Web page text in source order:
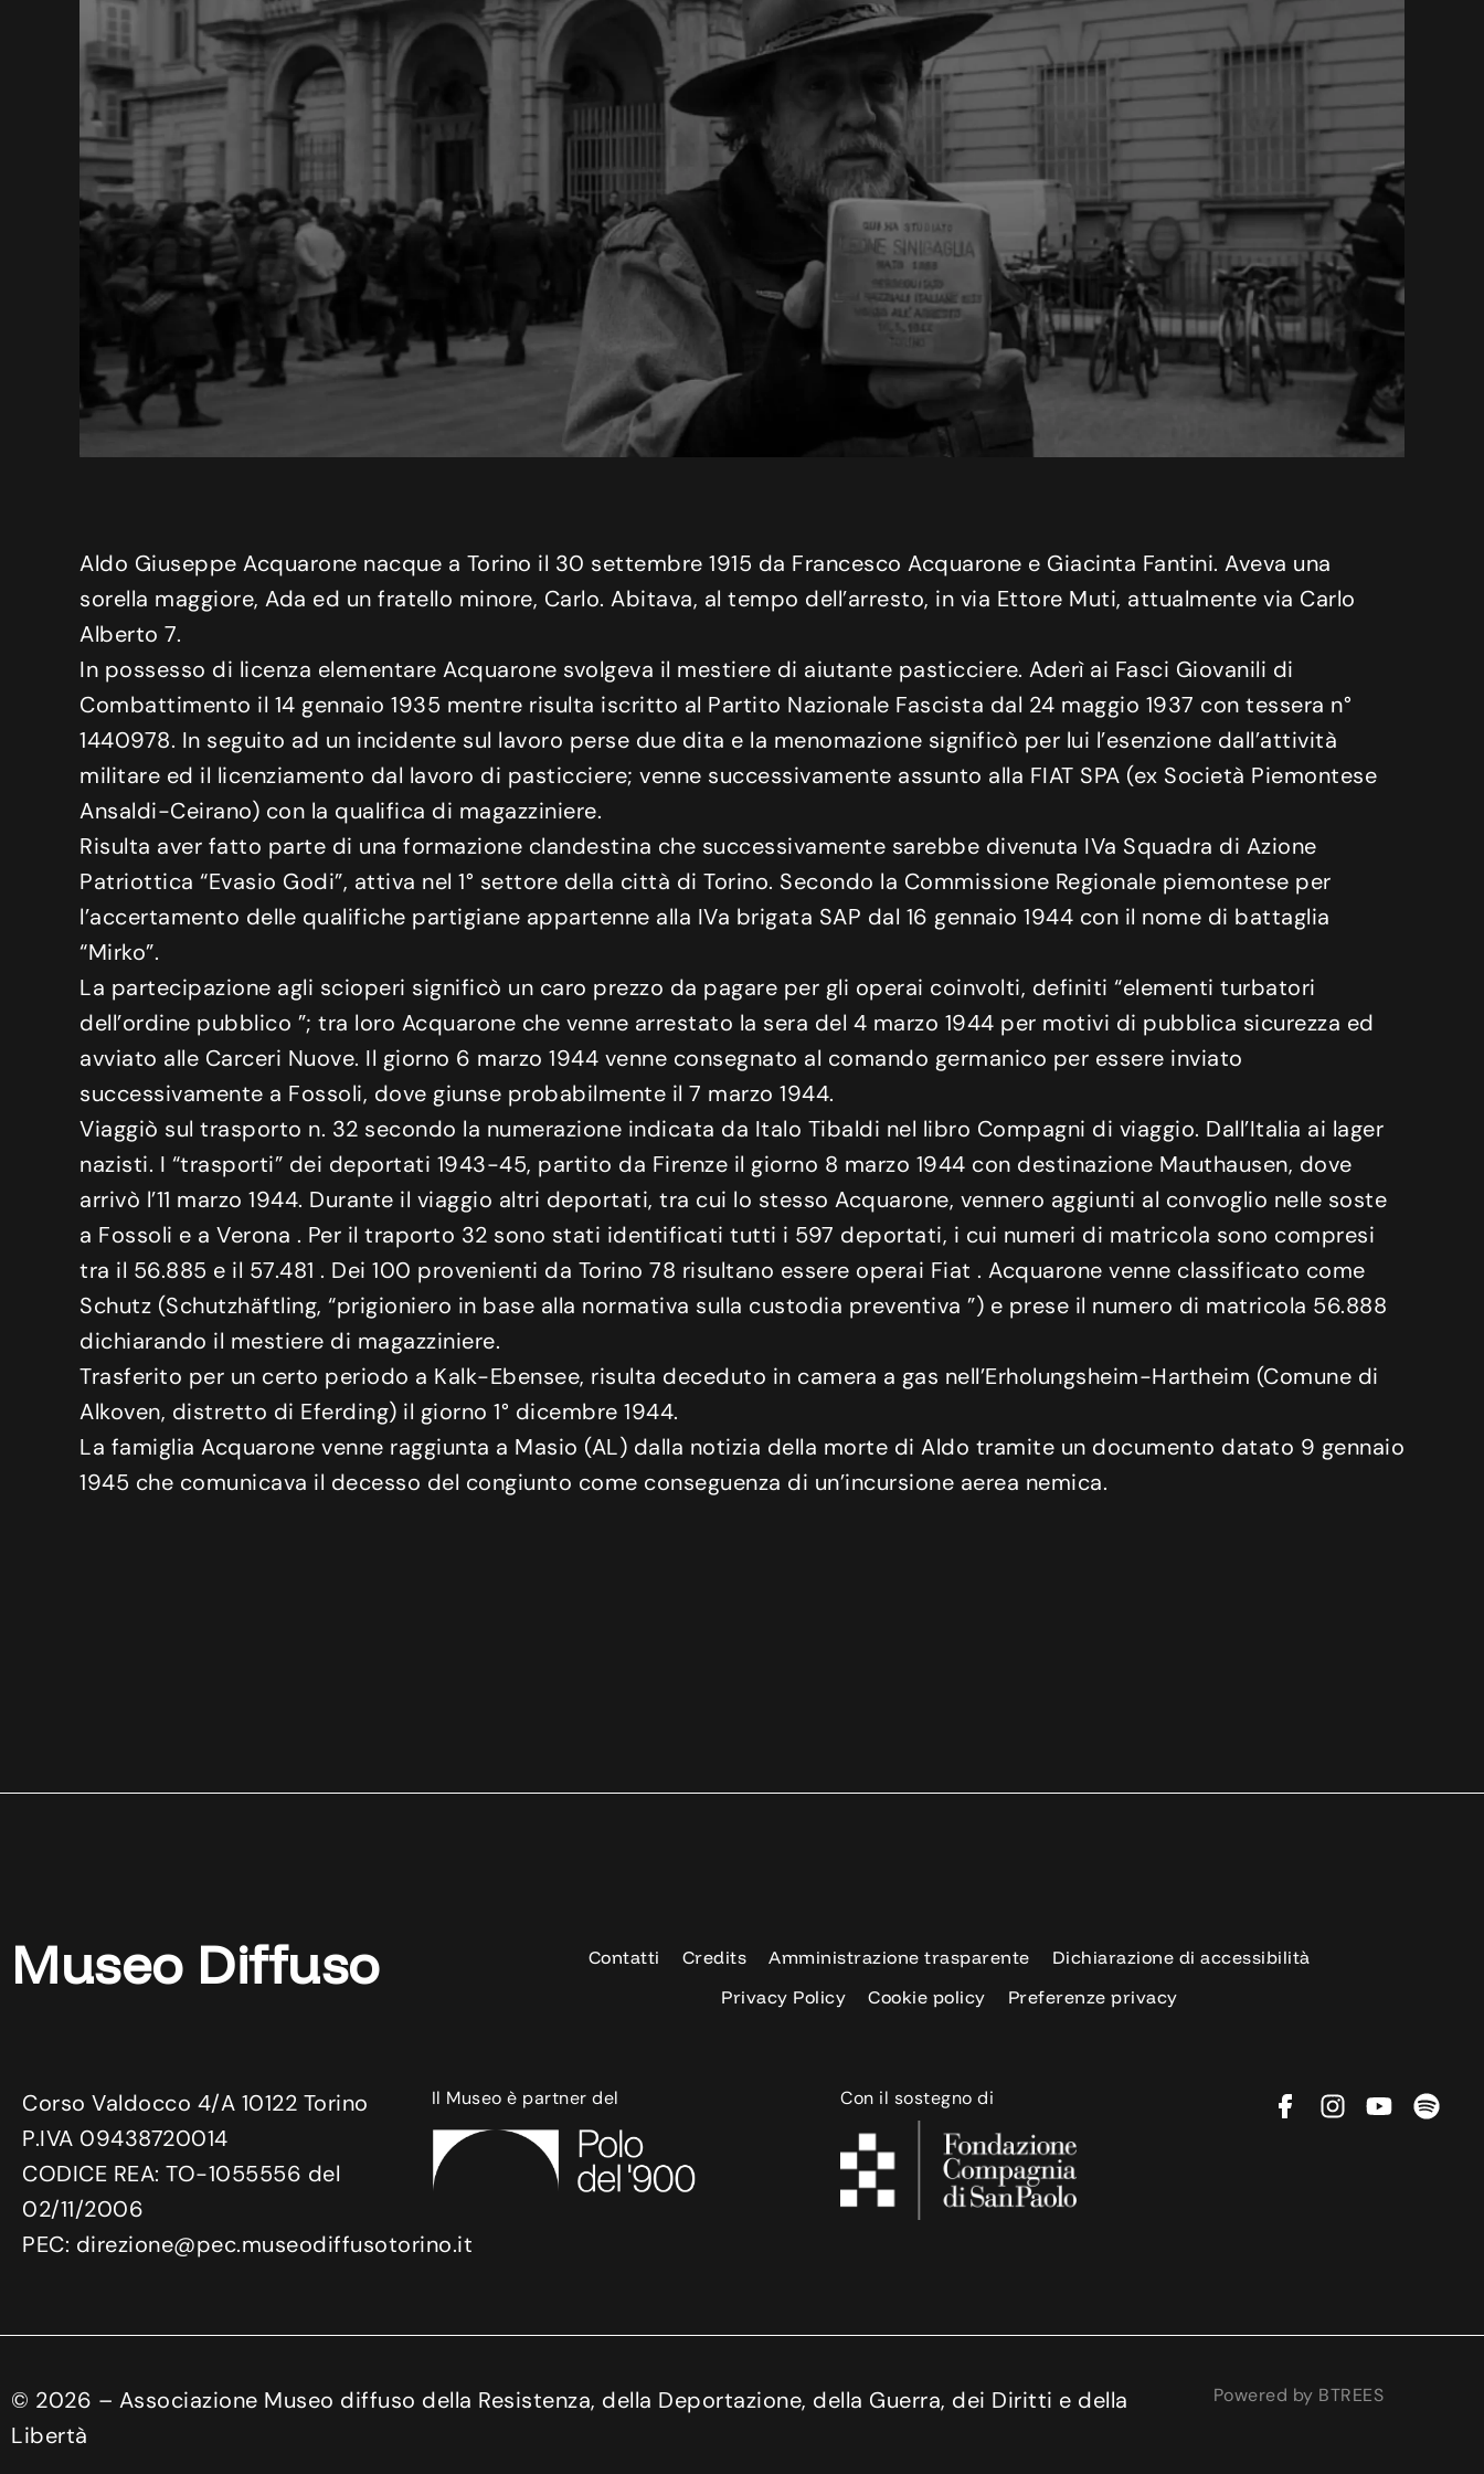
Aldo Giuseppe Acquarone nacque a Torino il 30 settembre 1915 da Francesco Acquarone e Giacinta Fantini. Aveva una
sorella maggiore, Ada ed un fratello minore, Carlo. Abitava, al tempo dell’arresto, in via Ettore Muti, attualmente via Carlo
Alberto 7.
In possesso di licenza elementare Acquarone svolgeva il mestiere di aiutante pasticciere. Aderì ai Fasci Giovanili di
Combattimento il 14 gennaio 1935 mentre risulta iscritto al Partito Nazionale Fascista dal 24 maggio 1937 con tessera n°
1440978. In seguito ad un incidente sul lavoro perse due dita e la menomazione significò per lui l’esenzione dall’attività
militare ed il licenziamento dal lavoro di pasticciere; venne successivamente assunto alla FIAT SPA (ex Società Piemontese
Ansaldi-Ceirano) con la qualifica di magazziniere.
Risulta aver fatto parte di una formazione clandestina che successivamente sarebbe divenuta IVa Squadra di Azione
Patriottica “Evasio Godi”, attiva nel 1° settore della città di Torino. Secondo la Commissione Regionale piemontese per
l’accertamento delle qualifiche partigiane appartenne alla IVa brigata SAP dal 16 gennaio 1944 con il nome di battaglia
“Mirko”.
La partecipazione agli scioperi significò un caro prezzo da pagare per gli operai coinvolti, definiti “elementi turbatori
dell’ordine pubblico ”; tra loro Acquarone che venne arrestato la sera del 4 marzo 1944 per motivi di pubblica sicurezza ed
avviato alle Carceri Nuove. Il giorno 6 marzo 1944 venne consegnato al comando germanico per essere inviato
successivamente a Fossoli, dove giunse probabilmente il 7 marzo 1944.
Viaggiò sul trasporto n. 32 secondo la numerazione indicata da Italo Tibaldi nel libro Compagni di viaggio. Dall’Italia ai lager
nazisti. I “trasporti” dei deportati 1943-45, partito da Firenze il giorno 8 marzo 1944 con destinazione Mauthausen, dove
arrivò l’11 marzo 1944. Durante il viaggio altri deportati, tra cui lo stesso Acquarone, vennero aggiunti al convoglio nelle soste
a Fossoli e a Verona . Per il traporto 32 sono stati identificati tutti i 597 deportati, i cui numeri di matricola sono compresi
tra il 56.885 e il 57.481 . Dei 100 provenienti da Torino 78 risultano essere operai Fiat . Acquarone venne classificato come
Schutz (Schutzhäftling, “prigioniero in base alla normativa sulla custodia preventiva ”) e prese il numero di matricola 56.888
dichiarando il mestiere di magazziniere.
Trasferito per un certo periodo a Kalk-Ebensee, risulta deceduto in camera a gas nell’Erholungsheim-Hartheim (Comune di
Alkoven, distretto di Eferding) il giorno 1° dicembre 1944.
La famiglia Acquarone venne raggiunta a Masio (AL) dalla notizia della morte di Aldo tramite un documento datato 9 gennaio
1945 che comunicava il decesso del congiunto come conseguenza di un’incursione aerea nemica.
Museo Diffuso Contatti Credits Amministrazione trasparente
Dichiarazione di accessibilità
Privacy Policy
Cookie policy Preferenze privacy
Corso Valdocco 4/A 10122 Torino
P.IVA 09438720014
CODICE REA: TO-1055556 del
02/11/2006
PEC: direzione@pec.museodiffusotorino.it
Il Museo è partner del Con il sostegno di
© 2026 – Associazione Museo diffuso della Resistenza, della Deportazione, della Guerra, dei Diritti e della
Libertà
Powered by BTREES